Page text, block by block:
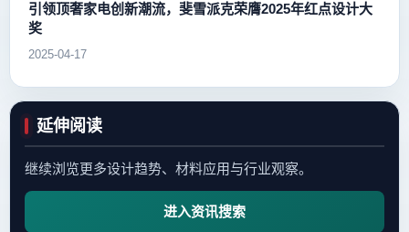
引领顶奢家电创新潮流，斐雪派克荣膺2025年红点设计大
奖
2025-04-17
延伸阅读
继续浏览更多设计趋势、材料应用与行业观察。
进入资讯搜索